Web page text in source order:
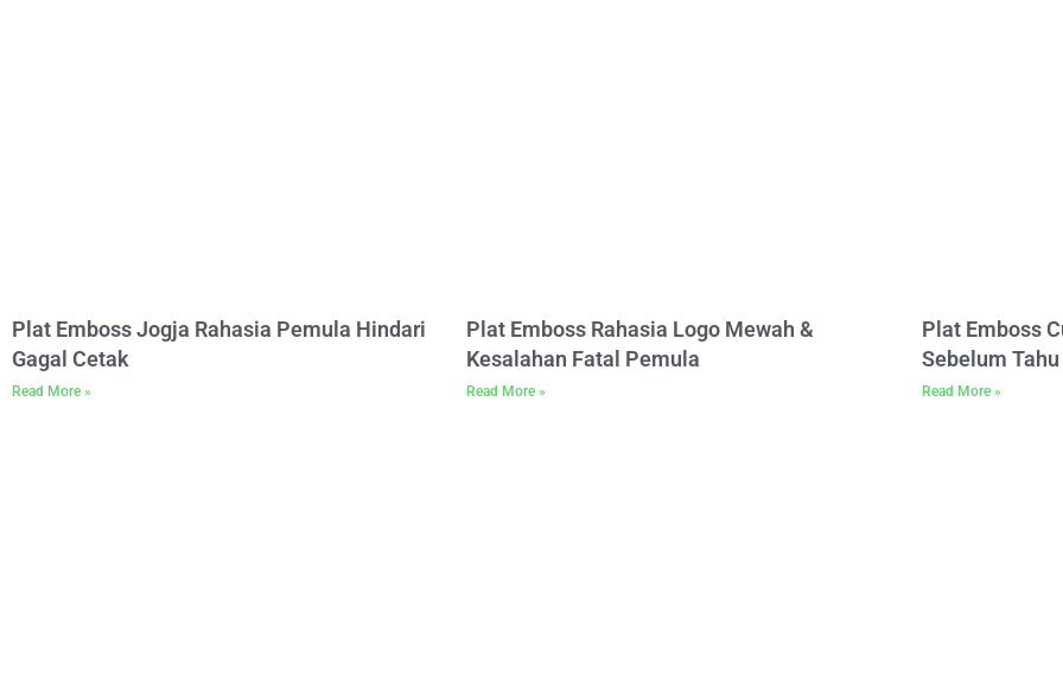
Plat Emboss Jogja Rahasia Pemula Hindari
Gagal Cetak
Read More »
Plat Emboss Rahasia Logo Mewah &
Kesalahan Fatal Pemula
Read More »
Plat Emboss
Sebelum
Read More »